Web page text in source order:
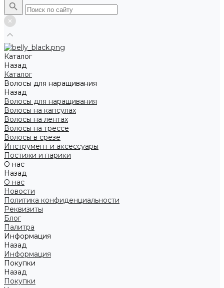
Каталог
Назад
Каталог
Волосы для наращивания
Назад
Волосы для наращивания
Волосы на капсулах
Волосы на лентах
Волосы на трессе
Волосы в срезе
Инструмент и аксессуары
Постижи и парики
О нас
Назад
О нас
Новости
Политика конфиденциальности
Реквизиты
Блог
Палитра
Информация
Назад
Информация
Покупки
Назад
Покупки